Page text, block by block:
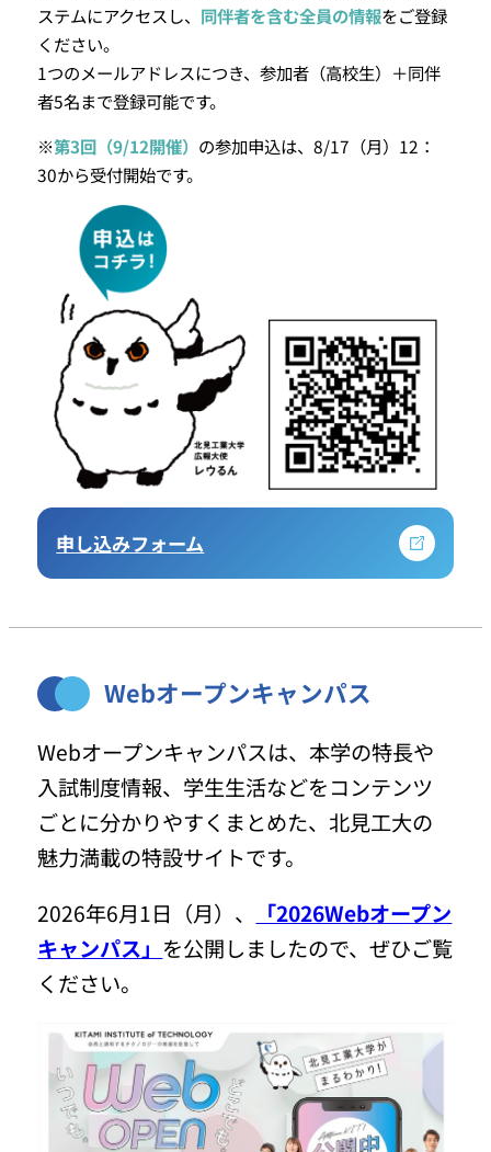
ステムにアクセスし、 同伴者を含む全員の情報をご登録
ください。
1つのメールアドレスにつき、参加者（高校生）＋同伴
者5名まで登録可能です。
※第3回（9/12開催） の参加申込は、8/17（月）12：
30から受付開始です。
申し込みフォーム
Webオープンキャンパス
Webオープンキャンパスは、本学の特長や
入試制度情報、学生生活などをコンテンツ
ごとに分かりやすくまとめた、北見工大の
魅力満載の特設サイトです。
2026年6月1日（月）、
「2026Webオープン
キャンパス」 を公開しましたので、ぜひご覧
ください。